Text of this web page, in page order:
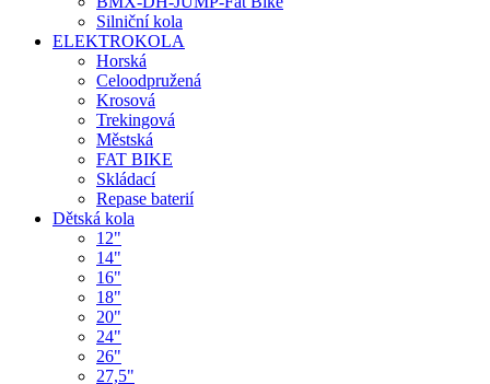
Silniční kola
ELEKTROKOLA
Horská
Celoodpružená
Krosová
Trekingová
Městská
FAT BIKE
Skládací
Repase baterií
Dětská kola
12"
14"
16"
18"
20"
24"
26"
27,5"